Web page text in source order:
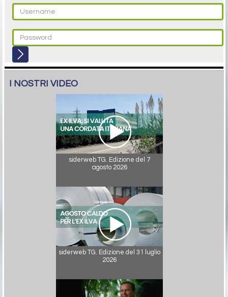
I NOSTRI VIDEO
siderweb TG. Edizione del 7
agosto 2026
siderweb TG. Edizione del 31 luglio
2026